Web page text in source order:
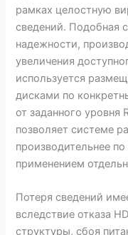
рамках целостную
сведений. Подобная
надежности,
увеличения
используется
дисками по
от заданного уровня
позволяет системе
производительнее
применением
Потеря сведений
вследствие отказа
структуры, сбоя